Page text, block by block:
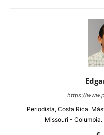
https://
Periodista, Costa Rica.
Missouri -